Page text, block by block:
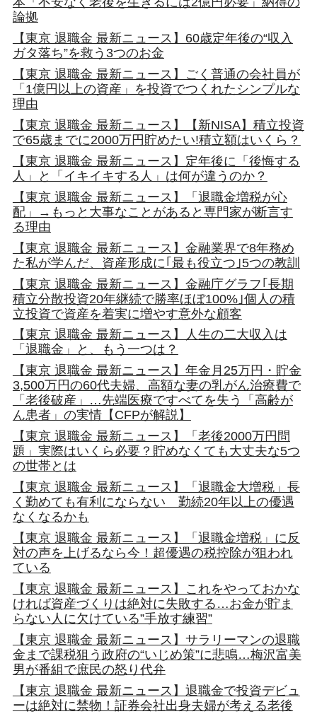
論拠
【東京 退職金 最新ニュース】60歳定年後の“収入
ガタ落ち”を救う3つのお金
【東京 退職金 最新ニュース】ごく普通の会社員が
「1億円以上の資産」を投資でつくれたシンプルな
理由
【東京 退職金 最新ニュース】【新NISA】積立投資
で65歳までに2000万円貯めたい!積立額はいくら？
【東京 退職金 最新ニュース】定年後に「後悔する
人」と「イキイキする人」は何が違うのか？
【東京 退職金 最新ニュース】「退職金増税が心
配」→もっと大事なことがあると専門家が断言す
る理由
【東京 退職金 最新ニュース】金融業界で8年務め
た私が学んだ、資産形成に｢最も役立つ｣5つの教訓
【東京 退職金 最新ニュース】金融庁グラフ｢長期
積立分散投資20年継続で勝率ほぼ100%｣個人の積
立投資で資産を着実に増やす意外な顧客
【東京 退職金 最新ニュース】人生の二大収入は
「退職金」と、もう一つは？
【東京 退職金 最新ニュース】年金月25万円・貯金
3,500万円の60代夫婦、高額な妻の乳がん治療費で
「老後破産」…先端医療ですべてを失う「高齢が
ん患者」の実情【CFPが解説】
【東京 退職金 最新ニュース】「老後2000万円問
題」実際はいくら必要？貯めなくても大丈夫な5つ
の世帯とは
【東京 退職金 最新ニュース】「退職金大増税」長
く勤めても有利にならない 勤続20年以上の優遇
なくなるかも
【東京 退職金 最新ニュース】「退職金増税」に反
対の声を上げるなら今！超優遇の税控除が狙われ
ている
【東京 退職金 最新ニュース】これをやっておかな
ければ資産づくりは絶対に失敗する…お金が貯ま
らない人に欠けている”手放す練習”
【東京 退職金 最新ニュース】サラリーマンの退職
金まで課税狙う政府の“いじめ策”に悲鳴…梅沢富美
男が番組で庶民の怒り代弁
【東京 退職金 最新ニュース】退職金で投資デビュ
ーは絶対に禁物！証券会社出身夫婦が考える老後